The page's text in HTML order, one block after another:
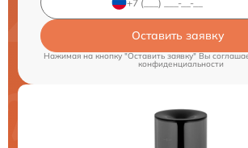
Оставить заявку
Нажимая на кнопку "Оставить заявку" Вы
конфиденциальности